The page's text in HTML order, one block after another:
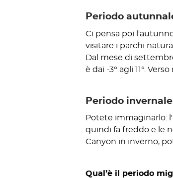
Periodo
Ci pensa poi
visitare i parchi
Dal mese di
è dai -3° agli 11°.
Periodo
Potete immaginarlo:
quindi fa freddo e le
Canyon in inverno,
Qual’è il periodo